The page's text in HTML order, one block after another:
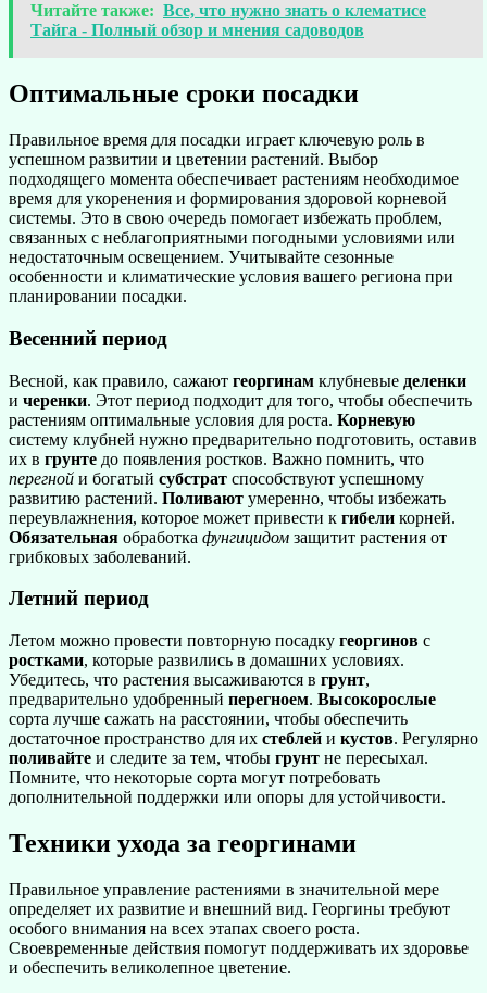
Читайте также: Все, что нужно знать о клематисе
Тайга - Полный обзор и мнения садоводов
Оптимальные сроки посадки
Правильное время для посадки играет ключевую роль в
успешном развитии и цветении растений. Выбор
подходящего момента обеспечивает растениям необходимое
время для укоренения и формирования здоровой корневой
системы. Это в свою очередь помогает избежать проблем,
связанных с неблагоприятными погодными условиями или
недостаточным освещением. Учитывайте сезонные
особенности и климатические условия вашего региона при
планировании посадки.
Весенний период
Весной, как правило, сажают георгинам клубневые деленки
и черенки. Этот период подходит для того, чтобы обеспечить
растениям оптимальные условия для роста. Корневую
систему клубней нужно предварительно подготовить, оставив
их в грунте до появления ростков. Важно помнить, что
перегной и богатый субстрат способствуют успешному
развитию растений. Поливают умеренно, чтобы избежать
переувлажнения, которое может привести к гибели корней.
Обязательная обработка фунгицидом защитит растения от
грибковых заболеваний.
Летний период
Летом можно провести повторную посадку георгинов с
ростками, которые развились в домашних условиях.
Убедитесь, что растения высаживаются в грунт,
предварительно удобренный перегноем. Высокорослые
сорта лучше сажать на расстоянии, чтобы обеспечить
достаточное пространство для их стеблей и кустов. Регулярно
поливайте и следите за тем, чтобы грунт не пересыхал.
Помните, что некоторые сорта могут потребовать
дополнительной поддержки или опоры для устойчивости.
Техники ухода за георгинами
Правильное управление растениями в значительной мере
определяет их развитие и внешний вид. Георгины требуют
особого внимания на всех этапах своего роста.
Своевременные действия помогут поддерживать их здоровье
и обеспечить великолепное цветение.